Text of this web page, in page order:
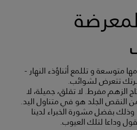
متوسعة و تللمع أثناؤذء النهار -
تتعرض لشوائب.
الزهم مفرط. لا تقلق، جميلة، لا
النقص الجلد هو في متناول اليد.
بفضل مشورة الخبراء لدينا
وداعا لتلك العيوب.